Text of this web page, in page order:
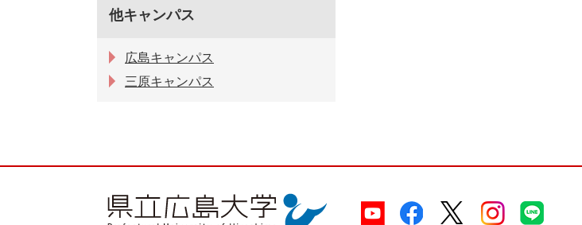
他キャンパス
広島キャンパス
三原キャンパス